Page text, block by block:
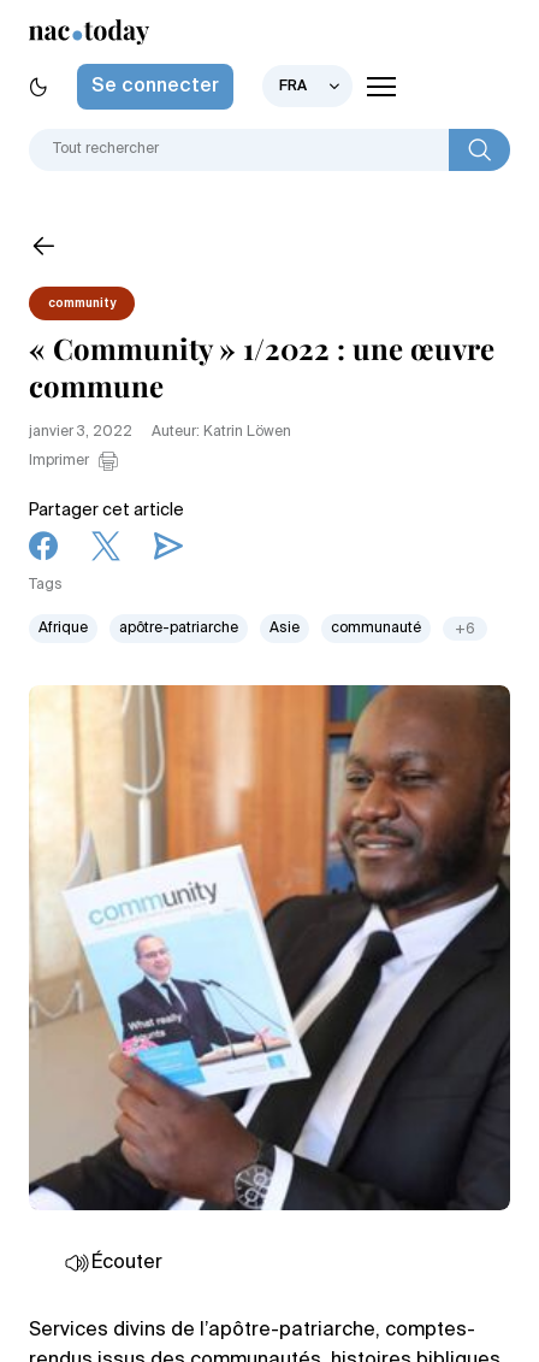
Se connecter FRA
community
« Community » 1/2022 : une œuvre
commune
janvier 3, 2022
Auteur: Katrin Löwen
Imprimer
Partager cet article
Tags
Afrique apôtre-patriarche Asie communauté +6
Écouter
Services divins de l’apôtre-patriarche, comptes-